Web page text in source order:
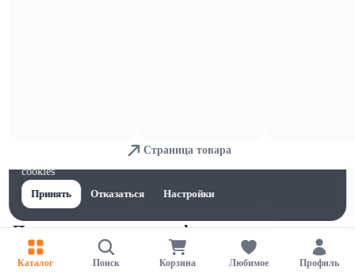
Печенье, пряники и вафли
Каталог Поиск Корзина Любимое Профиль
Для обеспечения удобства пользователей сайта используются
cookies
Принять
Отказаться Настройки
Страница товара